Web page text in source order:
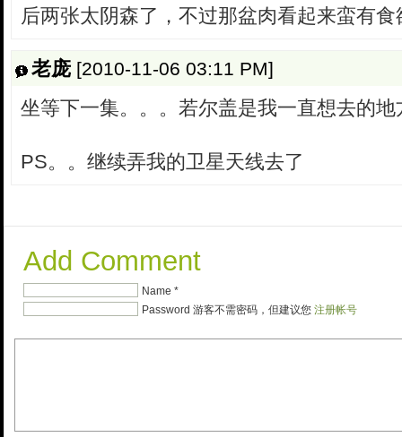
后两张太阴森了，不过那盆肉看起来蛮有
老庞 [2010-11-06 03:11 PM]
坐等下一集。。。若尔盖是我一直想去的
PS。。继续弄我的卫星天线去了
Add Comment
Name *
Password 游客不需密码，但建议您 注册帐号